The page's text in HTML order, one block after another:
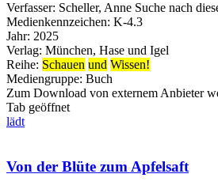
Verfasser: Scheller, Anne Suche nach
Medienkennzeichen: K-4.3
Jahr: 2025
Verlag: München, Hase und Igel
Reihe: Schauen und Wissen!
Mediengruppe: Buch
Zum Download von externem Anbieter
Tab geöffnet
lädt
Von der Blüte zum Apfelsaft